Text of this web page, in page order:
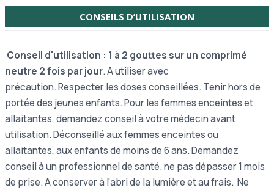
CONSEILS D’UTILISATION
Conseil d'utilisation : 1 à 2 gouttes sur un comprimé
neutre 2 fois par jour. A utiliser avec
précaution.Respecter les doses conseillées. Tenir hors de
portée des jeunes enfants. Pour les femmes enceintes et
allaitantes, demandez conseil à votre médecin avant
utilisation.Déconseillé aux femmes enceintes ou
allaitantes, aux enfants de moins de 6 ans.Demandez
conseil à un professionnel de santé. ne pas dépasser 1 mois
de prise.A conserver à l'abri de la lumière et au frais. Ne